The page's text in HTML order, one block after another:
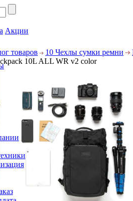
Акции
товаров 10 Чехлы сумки ремни
10L ALL WR v2 color